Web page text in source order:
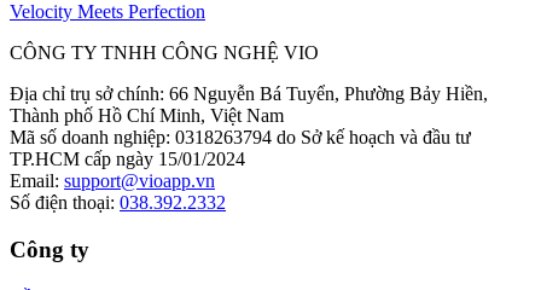
Velocity Meets Perfection
CÔNG TY TNHH CÔNG NGHỆ VIO
Địa chỉ trụ sở chính: 66 Nguyễn Bá Tuyển, Phường Bảy Hiền,
Thành phố Hồ Chí Minh, Việt Nam
Mã số doanh nghiệp: 0318263794 do Sở kế hoạch và đầu tư
TP.HCM cấp ngày 15/01/2024
Email: support@vioapp.vn
Số điện thoại: 038.392.2332
Công ty